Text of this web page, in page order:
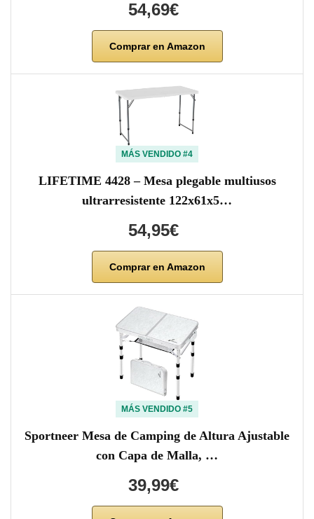
54,69€
Comprar en Amazon
MÁS VENDIDO #4
LIFETIME 4428 – Mesa plegable multiusos
ultrarresistente 122x61x5…
54,95€
Comprar en Amazon
MÁS VENDIDO #5
Sportneer Mesa de Camping de Altura Ajustable
con Capa de Malla, …
39,99€